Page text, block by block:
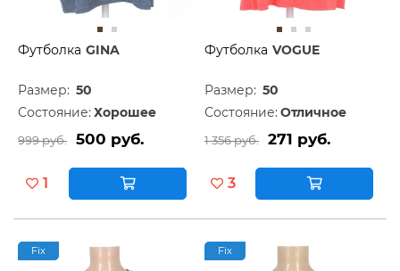
Футболка GINA
Размер: 50
Состояние: Хорошее
999 руб. 500 руб.
1
Футболка VOGUE
Размер: 50
Состояние: Отличное
1 356 руб. 271 руб.
3
Fix Fix